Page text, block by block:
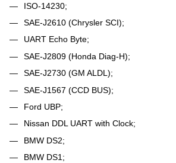
ISO-14230;
SAE-J2610 (Chrysler SCI);
UART Echo Byte;
SAE-J2809 (Honda Diag-H);
SAE-J2730 (GM ALDL);
SAE-J1567 (CCD BUS);
Ford UBP;
Nissan DDL UART with Clock;
BMW DS2;
BMW DS1;